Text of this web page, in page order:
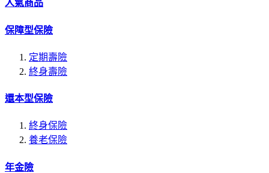
人氣商品
保障型保險
定期壽險
終身壽險
還本型保險
終身保險
養老保險
年金險